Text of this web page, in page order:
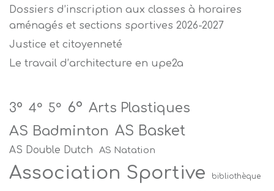
Dossiers d’inscription aux classes à horaires
aménagés et sections sportives 2026-2027
Justice et citoyenneté
Le travail d’architecture en upe2a
3° 4° 5° 6° Arts Plastiques
AS Badminton AS Basket
AS Double Dutch AS Natation
Association Sportive bibliothèque